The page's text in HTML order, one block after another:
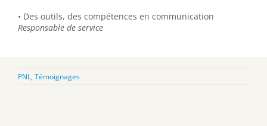
• Des outils, des compétences en communication
Responsable de service
PNL, Témoignages